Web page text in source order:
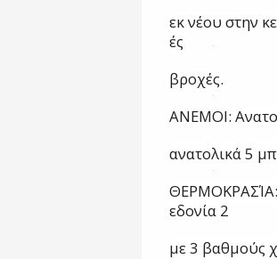
εκνέου στην
ές
βροχές.
ΑΝΕΜΟΙ:
ανατολικά5
ΘΕΡΜΟΚΡΑΣΊΑ:
εδονία 2
με3 βαθμούς